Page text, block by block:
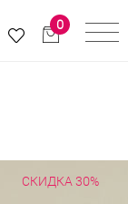
0
СКИДКА 30%